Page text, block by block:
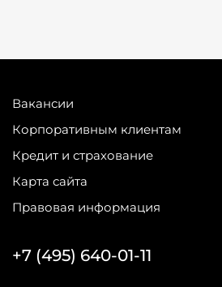
Вакансии
Корпоративным клиентам
Кредит и страхование
Карта сайта
Правовая информация
+7 (495) 640-01-11